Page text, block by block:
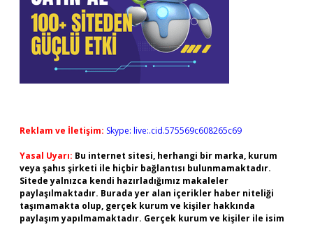
Reklam ve İletişim: Skype: live:.cid.575569c608265c69
Yasal Uyarı: Bu internet sitesi, herhangi bir marka, kurum
veya şahıs şirketi ile hiçbir bağlantısı bulunmamaktadır.
Sitede yalnızca kendi hazırladığımız makaleler
paylaşılmaktadır. Burada yer alan içerikler haber niteliği
taşımamakta olup, gerçek kurum ve kişiler hakkında
paylaşım yapılmamaktadır. Gerçek kurum ve kişiler ile isim